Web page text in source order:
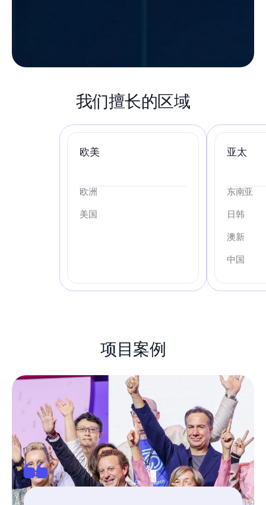
我们擅长的区域
欧美
欧洲
美国
亚太
东南亚
日韩
澳新
中国
项目案例